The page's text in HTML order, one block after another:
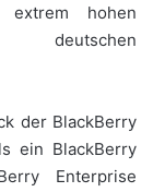
extrem hohen
deutschen
der BlackBerry
ein BlackBerry
Enterprise